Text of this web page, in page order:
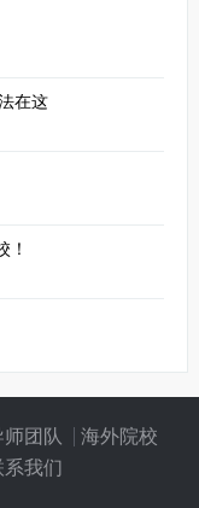
在这
！
师团队
海外院校
系我们